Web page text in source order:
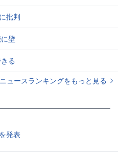
批判
壁
る
ュースランキングをもっと見る
発表